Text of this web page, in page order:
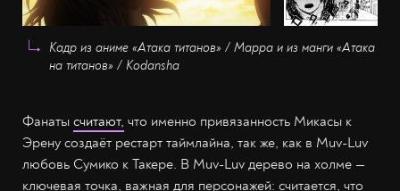
Кадр из аниме «Атака титанов» / Mappa и из манги «Атака
на титанов» / Kodansha
Фанаты считают, что именно привязанность Микасы к
Эрену создаёт рестарт таймлайна, так же, как в Muv-Luv
любовь Сумико к Такере. В Muv-Luv дерево на холме —
ключевая точка, важная для персонажей: считается, что